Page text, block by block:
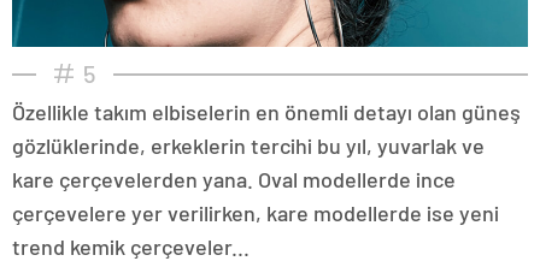
5
Özellikle takım elbiselerin en önemli detayı olan güneş
gözlüklerinde, erkeklerin tercihi bu yıl, yuvarlak ve
kare çerçevelerden yana. Oval modellerde ince
çerçevelere yer verilirken, kare modellerde ise yeni
trend kemik çerçeveler...